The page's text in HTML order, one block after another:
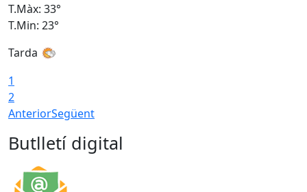
T.Màx: 33°
T.Min: 23°
Tarda
1
2
AnteriorSegüent
Butlletí digital